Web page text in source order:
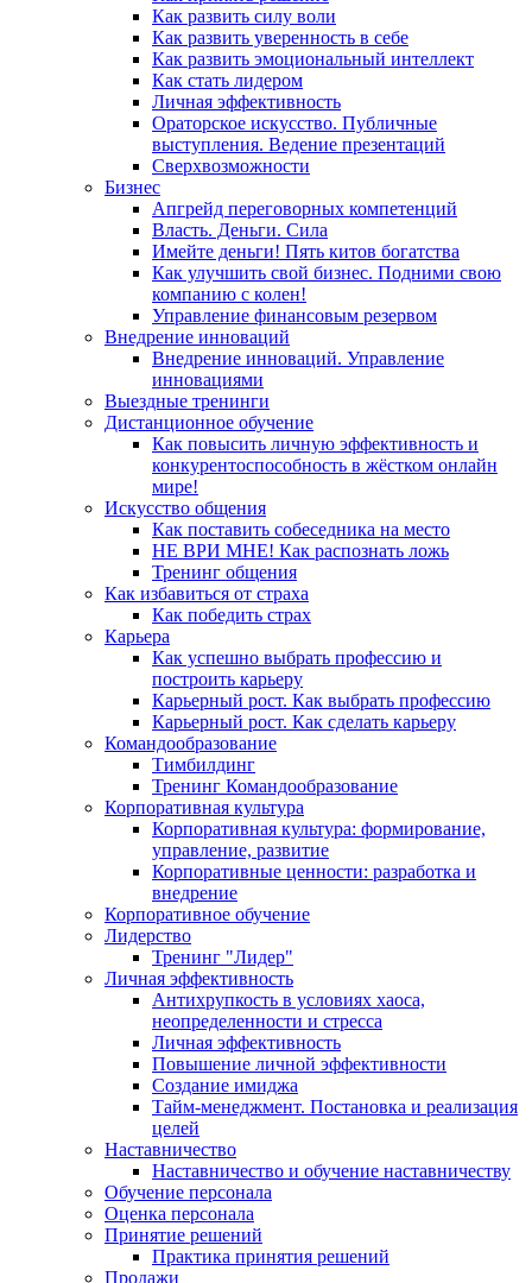
Как развить силу воли
Как развить уверенность в себе
Как развить эмоциональный интеллект
Как стать лидером
Личная эффективность
Ораторское искусство. Публичные
выступления. Ведение презентаций
Сверхвозможности
Бизнес
Апгрейд переговорных компетенций
Власть. Деньги. Сила
Имейте деньги! Пять китов богатства
Как улучшить свой бизнес. Подними свою
компанию с колен!
Управление финансовым резервом
Внедрение инноваций
Внедрение инноваций. Управление
инновациями
Выездные тренинги
Дистанционное обучение
Как повысить личную эффективность и
конкурентоспособность в жёстком онлайн
мире!
Искусство общения
Как поставить собеседника на место
НЕ ВРИ МНЕ! Как распознать ложь
Тренинг общения
Как избавиться от страха
Как победить страх
Карьера
Как успешно выбрать профессию и
построить карьеру
Карьерный рост. Как выбрать профессию
Карьерный рост. Как сделать карьеру
Командообразование
Тимбилдинг
Тренинг Командообразование
Корпоративная культура
Корпоративная культура: формирование,
управление, развитие
Корпоративные ценности: разработка и
внедрение
Корпоративное обучение
Лидерство
Тренинг "Лидер"
Личная эффективность
Антихрупкость в условиях хаоса,
неопределенности и стресса
Личная эффективность
Повышение личной эффективности
Создание имиджа
Тайм-менеджмент. Постановка и реализация
целей
Наставничество
Наставничество и обучение наставничеству
Обучение персонала
Оценка персонала
Принятие решений
Практика принятия решений
Продажи